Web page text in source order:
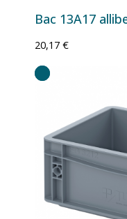
Bac 13A17
20,17 €